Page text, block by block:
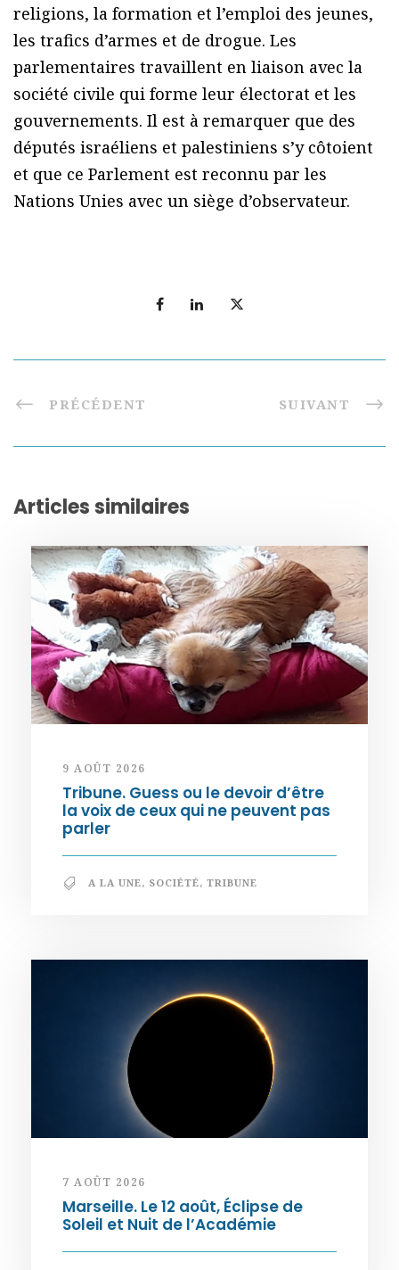
religions, la formation et l’emploi des jeunes,
les trafics d’armes et de drogue. Les
parlementaires travaillent en liaison avec la
société civile qui forme leur électorat et les
gouvernements. Il est à remarquer que des
députés israéliens et palestiniens s’y côtoient
et que ce Parlement est reconnu par les
Nations Unies avec un siège d’observateur.
PRÉCÉDENT SUIVANT
Articles similaires
9 AOÛT 2026
Tribune. Guess ou le devoir d’être
la voix de ceux qui ne peuvent pas
parler
A LA UNE, SOCIÉTÉ, TRIBUNE
7 AOÛT 2026
Marseille. Le 12 août, Éclipse de
Soleil et Nuit de l’Académie